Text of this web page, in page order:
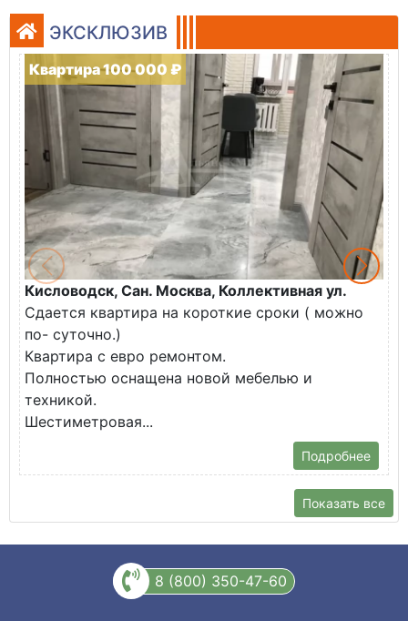
ЭКСКЛЮЗИВ
Квартира 100 000 ₽
Кисловодск, Сан. Москва, Коллективная ул.
Сдается квартира на короткие сроки ( можно
по- суточно.)
Квартира с евро ремонтом.
Полностью оснащена новой мебелью и
техникой.
Шестиметровая...
Подробнее
Показать все
8 (800) 350-47-60